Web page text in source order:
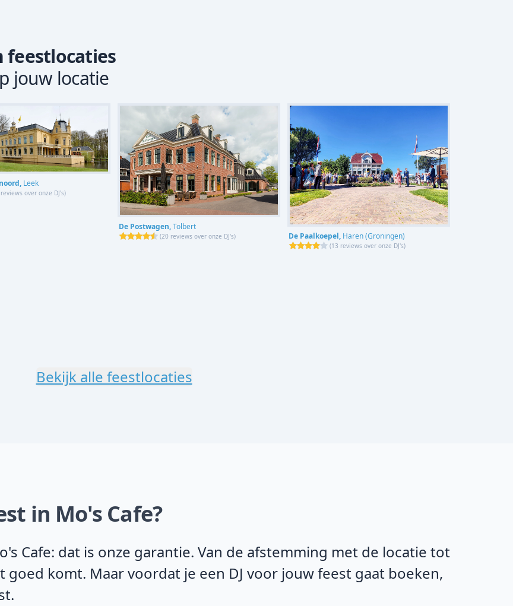
feestlocaties
jouw locatie
Leek
over onze DJ's)
De Postwagen,Tolbert
(20 reviews over onze DJ's) De Paalkoepel, Haren (Groningen)
(13 reviews over onze DJ's)
Bekijk alle feestlocaties
in Mo's Cafe?
Cafe: dat is onze garantie. Van de afstemming met de locatie tot
goed komt. Maar voordat je een DJ voor jouw feest gaat boeken,